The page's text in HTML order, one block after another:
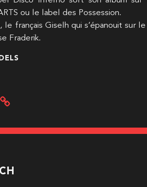
ou le label des Possession.
le français Giselh qui s’épanouit sur
Fraderik.